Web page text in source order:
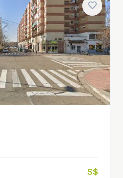
favorite
$$